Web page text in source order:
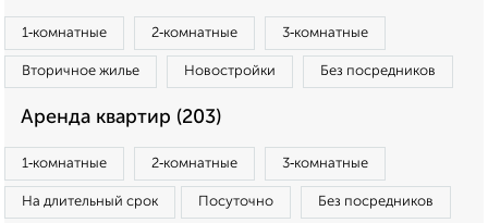
1‑комнатные 2‑комнатные 3‑комнатные
Вторичное жилье Новостройки Без посредников
Аренда квартир (203)
1‑комнатные 2‑комнатные 3‑комнатные
На длительный срок Посуточно Без посредников